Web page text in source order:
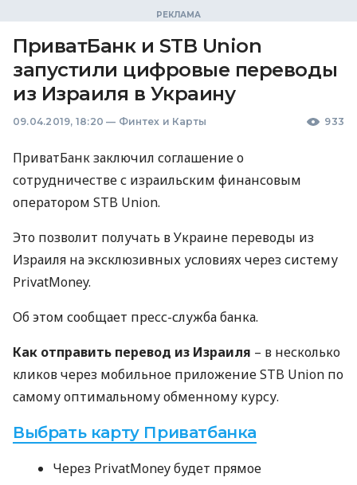
ПриватБанк и STB Union
запустили цифровые переводы
из Израиля в Украину
09.04.2019, 18:20 — Финтех и Карты 933
ПриватБанк заключил соглашение о
сотрудничестве с израильским финансовым
оператором STB Union.
Это позволит получать в Украине переводы из
Израиля на эксклюзивных условиях через систему
PrivatMoney.
Об этом сообщает пресс-служба банка.
Как отправить перевод из Израиля – в несколько
кликов через мобильное приложениеSTB Union по
самому оптимальному обменному курсу.
Выбрать карту Приватбанка
Через PrivatMoney будет прямое